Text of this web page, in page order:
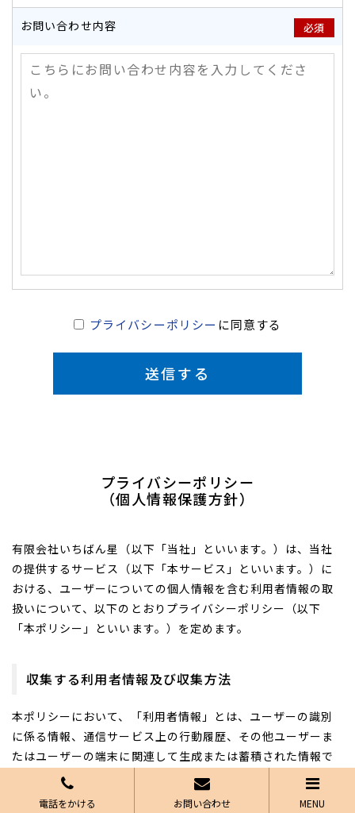
お問い合わせ内容 必須
プライバシーポリシー に同意する
送信する
プライバシーポリシー
（個人情報保護方針）
有限会社いちばん星（以下「当社」といいます。）は、当社
の提供するサービス（以下「本サービス」といいます。）に
おける、ユーザーについての個人情報を含む利用者情報の取
扱いについて、以下のとおりプライバシーポリシー（以下
「本ポリシー」といいます。）を定めます。
収集する利用者情報及び収集方法
本ポリシーにおいて、「利用者情報」とは、ユーザーの識別
に係る情報、通信サービス上の行動履歴、その他ユーザーま
たはユーザーの端末に関連して生成または蓄積された情報で
あって、本ポリシーに基づき当社が収集するものを意味する
ものとします。本サービスにおいて当社が収集する利用者情
電話をかける お問い合わせ MENU